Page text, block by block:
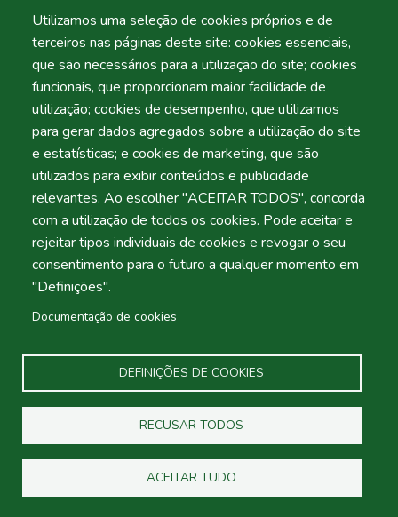
Utilizamos uma seleção de cookies próprios e de
terceiros nas páginas deste site: cookies essenciais,
que são necessários para a utilização do site; cookies
funcionais, que proporcionam maior facilidade de
utilização; cookies de desempenho, que utilizamos
para gerar dados agregados sobre a utilização do site
e estatísticas; e cookies de marketing, que são
utilizados para exibir conteúdos e publicidade
relevantes. Ao escolher "ACEITAR TODOS", concorda
com a utilização de todos os cookies. Pode aceitar e
rejeitar tipos individuais de cookies e revogar o seu
consentimento para o futuro a qualquer momento em
"Definições".
Documentação de cookies
DEFINIÇÕES DE COOKIES
RECUSAR TODOS
ACEITAR TUDO
those who access its
website
https://www.hirecar4less.com/. In this context,
we have drafted this Privacy and Cookies Policy ("Policy")
to affirm our commitment and respect for privacy rules
and personal data protection.
This Policy regulates the processing of personal data of
website users ("Users") collected in the scope of their
use by A.Moita – Automóveis de Aluguer sem Condutor,
LDA.
Providing personal data implies acknowledgment of
the policy described on this page.
II - About Us
References in this Privacy Policy to “A.Moita –
"our" mean A.Moita – Automóveis de Aluguer sem
Condutor, LDA car rental company headquartered at
Avenida de Liberdade 15, 8150-101, São Brás de
Alportel, 501945997, hereinafter referred to as
"Company"). The Company determines the purposes and
considered the data controller under the General Data
Protection Regulation and other applicable legislation on